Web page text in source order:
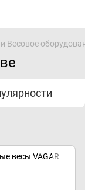
Весовое